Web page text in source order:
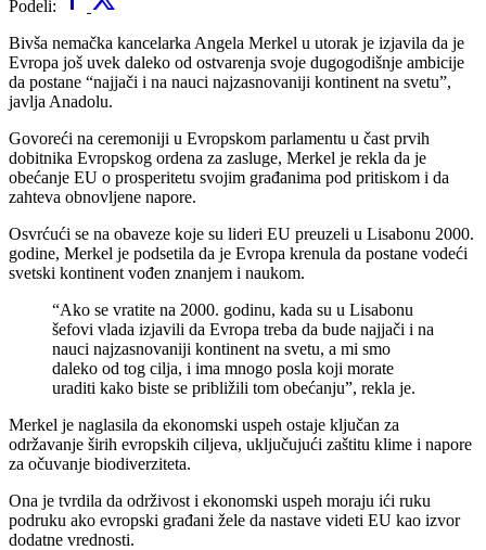
Podeli:
Bivša nemačka kancelarka Angela Merkel u utorak je izjavila da je
Evropa još uvek daleko od ostvarenja svoje dugogodišnje ambicije
da postane “najjači i na nauci najzasnovaniji kontinent na svetu”,
javlja Anadolu.
Govoreći na ceremoniji u Evropskom parlamentu u čast prvih
dobitnika Evropskog ordena za zasluge, Merkel je rekla da je
obećanje EU o prosperitetu svojim građanima pod pritiskom i da
zahteva obnovljene napore.
Osvrćući se na obaveze koje su lideri EU preuzeli u Lisabonu 2000.
godine, Merkel je podsetila da je Evropa krenula da postane vodeći
svetski kontinent vođen znanjem i naukom.
“Ako se vratite na 2000. godinu, kada su u Lisabonu
šefovi vlada izjavili da Evropa treba da bude najjači i na
nauci najzasnovaniji kontinent na svetu, a mi smo
daleko od tog cilja, i ima mnogo posla koji morate
uraditi kako biste se približili tom obećanju”, rekla je.
Merkel je naglasila da ekonomski uspeh ostaje ključan za
održavanje širih evropskih ciljeva, uključujući zaštitu klime i napore
za očuvanje biodiverziteta.
Ona je tvrdila da održivost i ekonomski uspeh moraju ići ruku
podruku ako evropski građani žele da nastave videti EU kao izvor
dodatne vrednosti.